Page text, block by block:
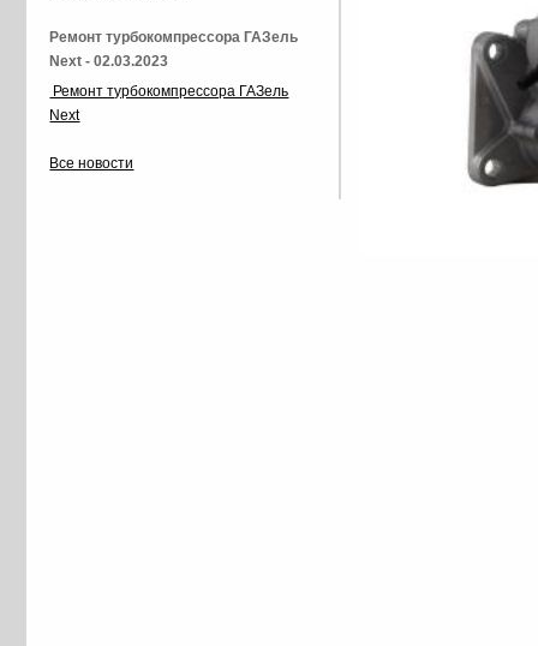
Ремонт турбокомпрессора ГАЗель
Next - 02.03.2023
Ремонт турбокомпрессора ГАЗель
Next
Все новости